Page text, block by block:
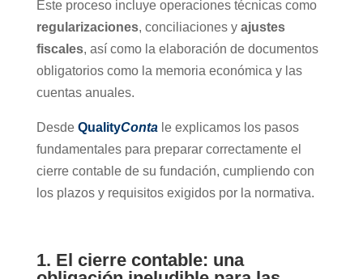
Este proceso incluye operaciones técnicas como
regularizaciones, conciliaciones y ajustes
fiscales, así como la elaboración de documentos
obligatorios como la memoria económica y las
cuentas anuales.
Desde QualityContale explicamos los pasos
fundamentales para preparar correctamente el
cierre contable de su fundación, cumpliendo con
los plazos y requisitos exigidos por la normativa.
1. El cierre contable: una